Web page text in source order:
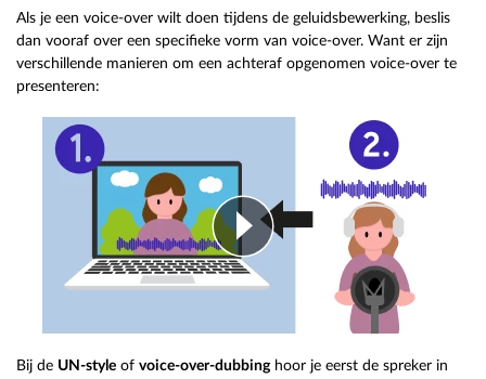
Als je een voice-over wilt doen tijdens de geluidsbewerking, beslis
dan vooraf over een specifieke vorm van voice-over. Want er zijn
verschillende manieren om een achteraf opgenomen voice-over te
presenteren:
Bij de UN-style of voice-over-dubbinghoor je eerst de spreker in